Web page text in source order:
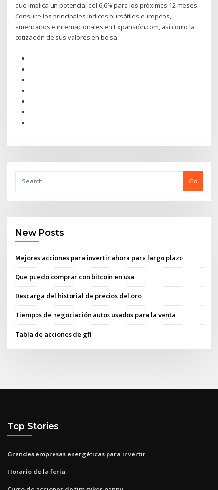
que implica un potencial del 6,6% para los próximos 12 meses.
Consulte los principales índices bursátiles europeos,
americanos e internacionales en Expansión.com, así como la
cotización de sus valores en bolsa.
Go
New Posts
Mejores acciones para invertir ahora para largo plazo
Que puedo comprar con bitcoin en usa
Descarga del historial de precios del oro
Tiempos de negociación autos usados ​​para la venta
Tabla de acciones de gfi
Top Stories
Grandes empresas energéticas para invertir
Horario de la feria